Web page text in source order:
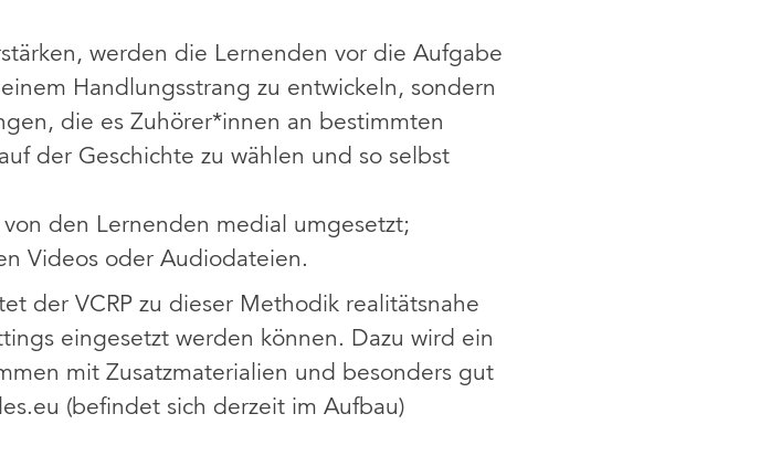
werden die Lernenden vor die Aufgabe
Handlungsstrang zu entwickeln, sondern
die es Zuhörer*innen an bestimmten
der Geschichte zu wählen und so selbst
den Lernenden medial umgesetzt;
Videos oder Audiodateien.
der VCRP zu dieser Methodik realitätsnahe
eingesetzt werden können. Dazu wird ein
mit Zusatzmaterialien und besonders gut
(befindet sich derzeit im Aufbau)